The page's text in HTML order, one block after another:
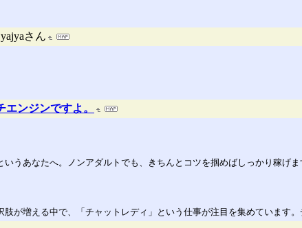
さん
ンジンですよ。
うあなたへ。ノンアダルトでも、きちんとコツを掴めばしっかり稼げ
が増える中で、「チャットレディ」という仕事が注目を集めています